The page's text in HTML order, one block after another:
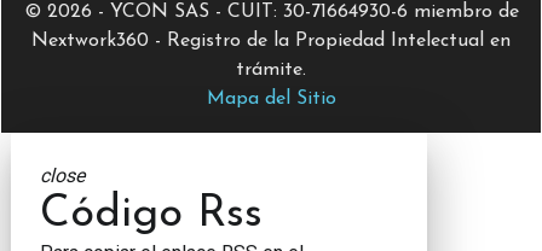
© 2026 - YCON SAS - CUIT: 30-71664930-6 miembro de
Nextwork360 - Registro de la Propiedad Intelectual en
trámite.
Mapa del Sitio
close
Código Rss